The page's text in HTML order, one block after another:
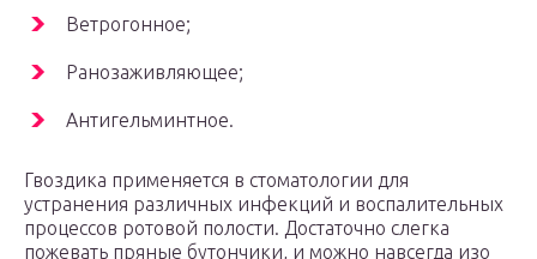
Ветрогонное;
Ранозаживляющее;
Антигельминтное.
Гвоздика применяется в стоматологии для
устранения различных инфекций и воспалительных
процессов ротовой полости. Достаточно слегка
пожевать пряные бутончики, и можно навсегда изо